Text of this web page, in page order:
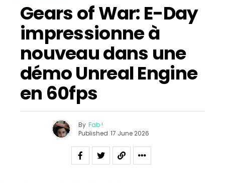
Gears of War: E-Day
impressionne à
nouveau dans une
démo Unreal Engine
en 60fps
By Fab !
Published 17 June 2026